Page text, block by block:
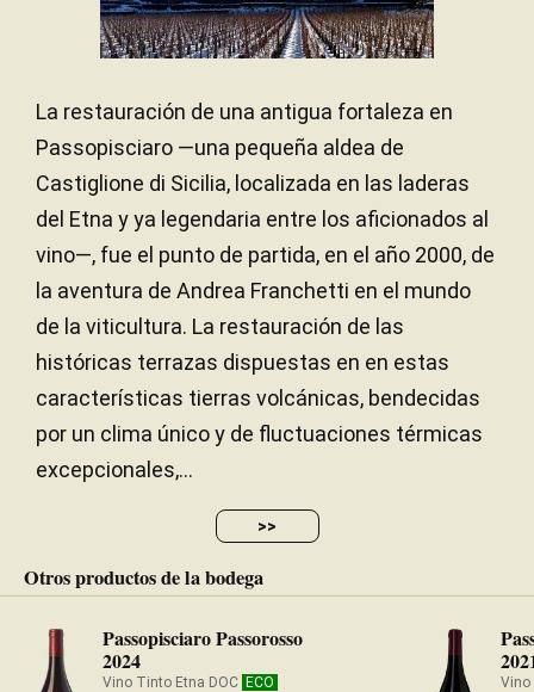
La restauración de una antigua fortaleza en
Passopisciaro —una pequeña aldea de
Castiglione di Sicilia, localizada en las laderas
del Etna y ya legendaria entre los aficionados al
vino—, fue el punto de partida, en el año 2000, de
la aventura de Andrea Franchetti en el mundo
de la viticultura. La restauración de las
históricas terrazas dispuestas en en estas
características tierras volcánicas, bendecidas
por un clima único y de fluctuaciones térmicas
excepcionales,...
>>
Otros productos de la bodega
Passopisciaro Passorosso
2024
Vino Tinto Etna DOC ECO Vino